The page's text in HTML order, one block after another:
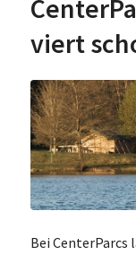
viert
Bei CenterParcs